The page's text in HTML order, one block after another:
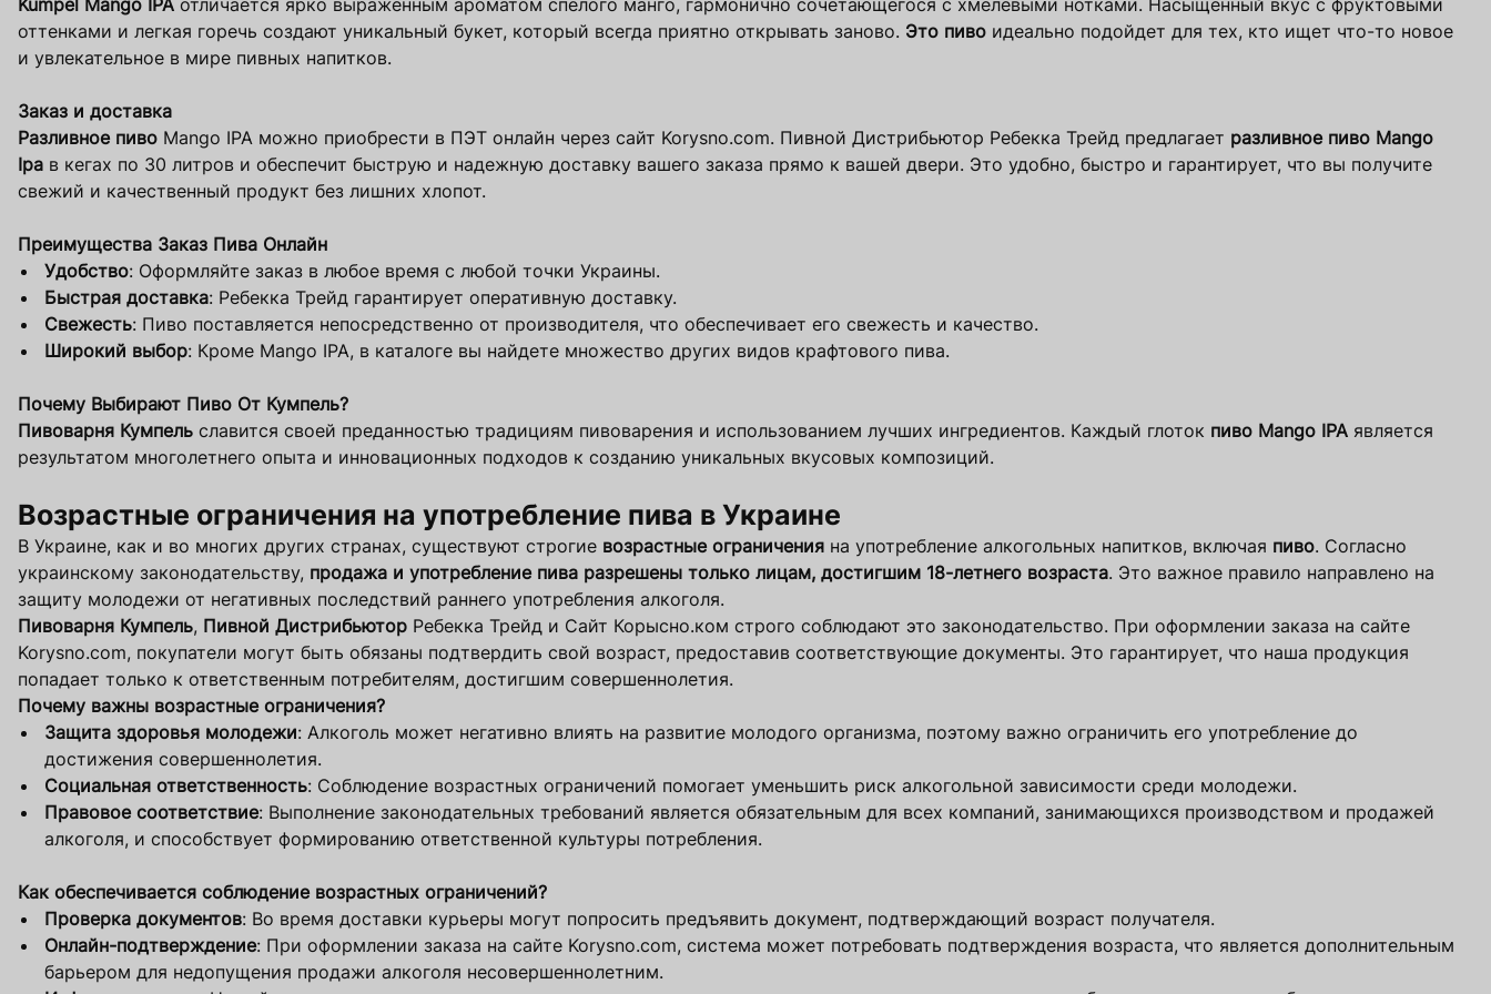
Kumpel Mango IPA отличается ярко выраженным ароматом спелого манго, гармонично сочетающегося с хмелевыми нотками. Насыщенный вкус с фруктовыми
оттенками и легкая горечь создают уникальный букет, который всегда приятно открывать заново. Это пиво идеально подойдет для тех, кто ищет что-то новое
и увлекательное в мире пивных напитков.
Заказ и доставка
Разливное пиво Mango IPA можно приобрести в ПЭТ онлайн через сайт Korysno.com. Пивной Дистрибьютор Ребекка Трейд предлагает разливное пиво Mango
Ipa в кегах по 30 литров и обеспечит быструю и надежную доставку вашего заказа прямо к вашей двери. Это удобно, быстро и гарантирует, что вы получите
свежий и качественный продукт без лишних хлопот.
Преимущества Заказ Пива Онлайн
Удобство: Оформляйте заказ в любое время с любой точки Украины.
Быстрая доставка: Ребекка Трейд гарантирует оперативную доставку.
Свежесть: Пиво поставляется непосредственно от производителя, что обеспечивает его свежесть и качество.
Широкий выбор: Кроме Mango IPA, в каталоге вы найдете множество других видов крафтового пива.
Почему Выбирают Пиво От Кумпель?
Пивоварня Кумпель славится своей преданностью традициям пивоварения и использованием лучших ингредиентов. Каждый глоток пиво Mango IPA является
результатом многолетнего опыта и инновационных подходов к созданию уникальных вкусовых композиций.
Возрастные ограничения на употребление пива в Украине
В Украине, как и во многих других странах, существуют строгие возрастные ограничения на употребление алкогольных напитков, включая пиво. Согласно
украинскому законодательству, продажа и употребление пива разрешены только лицам, достигшим 18-летнего возраста. Это важное правило направлено на
защиту молодежи от негативных последствий раннего употребления алкоголя.
Пивоварня Кумпель, Пивной Дистрибьютор Ребекка Трейд и Сайт Корысно.ком строго соблюдают это законодательство. При оформлении заказа на сайте
Korysno.com, покупатели могут быть обязаны подтвердить свой возраст, предоставив соответствующие документы. Это гарантирует, что наша продукция
попадает только к ответственным потребителям, достигшим совершеннолетия.
Почему важны возрастные ограничения?
Защита здоровья молодежи: Алкоголь может негативно влиять на развитие молодого организма, поэтому важно ограничить его употребление до
достижения совершеннолетия.
Социальная ответственность: Соблюдение возрастных ограничений помогает уменьшить риск алкогольной зависимости среди молодежи.
Правовое соответствие: Выполнение законодательных требований является обязательным для всех компаний, занимающихся производством и продажей
алкоголя, и способствует формированию ответственной культуры потребления.
Как обеспечивается соблюдение возрастных ограничений?
Проверка документов: Во время доставки курьеры могут попросить предъявить документ, подтверждающий возраст получателя.
Онлайн-подтверждение: При оформлении заказа на сайте Korysno.com, система может потребовать подтверждения возраста, что является дополнительным
барьером для недопущения продажи алкоголя несовершеннолетним.